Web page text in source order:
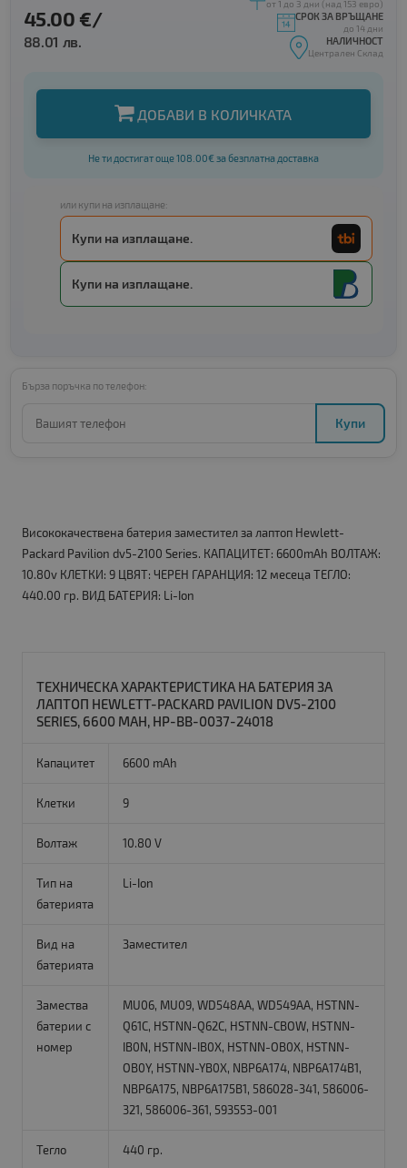
45.00 €/
88.01 лв.
от 1 до 3 дни (над 153 евро)
СРОК ЗА ВРЪЩАНЕ
до 14 дни
НАЛИЧНОСТ
Централен Склад
ДОБАВИ В КОЛИЧКАТА
Не ти достигат още 108.00€ за безплатна доставка
или купи на изплащане:
Купи на изплащане.
Купи на изплащане.
Бърза поръчка по телефон:
Купи
Висококачествена батерия заместител за лаптоп Hewlett-
Packard Pavilion dv5-2100 Series. КАПАЦИТЕТ: 6600mAh ВОЛТАЖ:
10.80v КЛЕТКИ: 9 ЦВЯТ: ЧЕРЕН ГАРАНЦИЯ: 12 месеца ТЕГЛО:
440.00 гр. ВИД БАТЕРИЯ: Li-Ion
ТЕХНИЧЕСКА ХАРАКТЕРИСТИКА НА БАТЕРИЯ ЗА
ЛАПТОП HEWLETT-PACKARD PAVILION DV5-2100
SERIES, 6600 MAH, HP-BB-0037-24018
Капацитет 6600 mAh
Клетки 9
Волтаж 10.80 V
Тип на
батерията
Li-Ion
Вид на
батерията
Заместител
Замества
батерии с
номер
MU06, MU09, WD548AA, WD549AA, HSTNN-
Q61C, HSTNN-Q62C, HSTNN-CBOW, HSTNN-
IB0N, HSTNN-IB0X, HSTNN-OB0X, HSTNN-
OB0Y, HSTNN-YB0X, NBP6A174, NBP6A174B1,
NBP6A175, NBP6A175B1, 586028-341, 586006-
321, 586006-361, 593553-001
Тегло 440 гр.